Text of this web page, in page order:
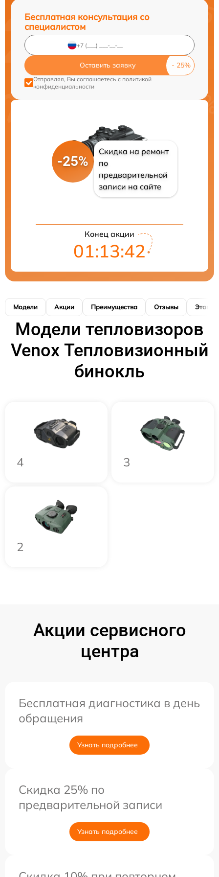
Бесплатная консультация со
специалистом
Оставить заявку
Отправляя, Вы соглашаетесь с политикой
конфиденциальности
-25%
Скидка на ремонт
по
предварительной
записи на сайте
Конец акции
01:13:42
Модели Акции Преимущества Отзывы Этапы
Модели тепловизоров
Venox Тепловизионный
бинокль
4 3
2
Акции сервисного
центра
Бесплатная диагностика в день
обращения
Узнать подробнее
Скидка 25% по
предварительной записи
Узнать подробнее